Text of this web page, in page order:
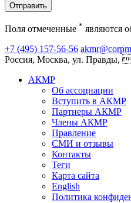
Отправить
Поля отмеченные * являются
+7 (495) 157-56-56
Россия, Москва, ул. Правды,
АКМР
Об ассоциации
Вступить в АКМР
Партнеры АКМР
Члены АКМР
Правление
СМИ и отзывы
Контакты
Теги
Карта сайта
English
Политика